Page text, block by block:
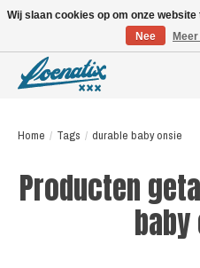
Home / Tags / durable baby onsie
Producten
Wij slaan cookies op om onze
Nee